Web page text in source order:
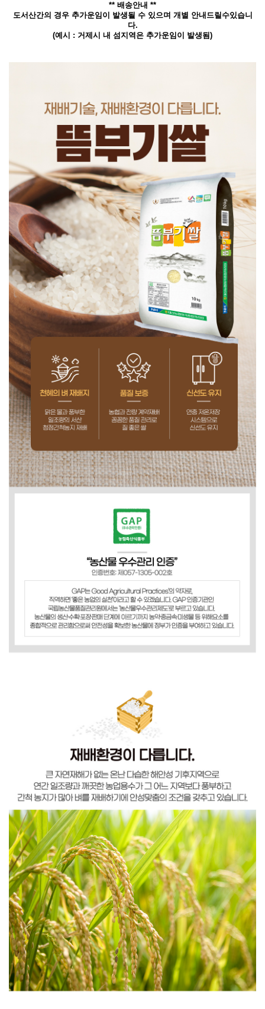
** 배송안내 **
도서산간의 경우 추가운임이 발생될 수 있으며 개별 안내드릴수있습니
다.
(예시 : 거제시 내 섬지역은 추가운임이 발생됨)